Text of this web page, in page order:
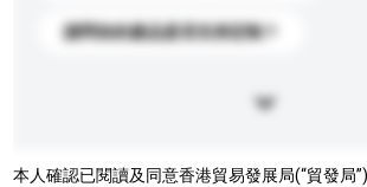
請問你的產品是否支持定制？
本人確認已閱讀及同意香港貿易發展局(“貿發局